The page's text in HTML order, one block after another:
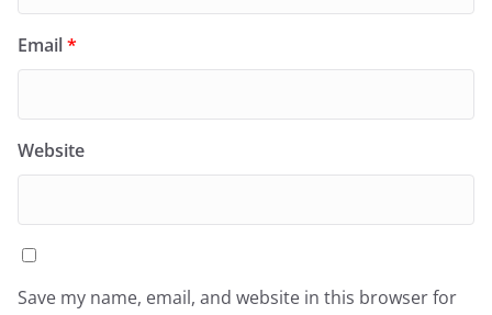
Email*
Website
Save my name, email, and website in this browser for